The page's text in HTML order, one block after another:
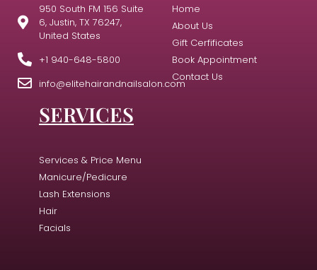
950 South FM 156 Suite
6, Justin, TX 76247,
United States
+1 940-648-5800
info@elitehairandnailsalon.com
Home
About Us
Gift Cerfificates
Book Appointment
Contact Us
SERVICES
Services & Price Menu
Manicure/Pedicure
Lash Extensions
Hair
Facials